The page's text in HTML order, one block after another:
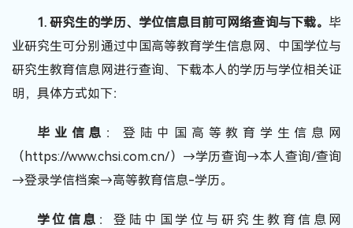
1.研究生的学历、学位信息目前可网络查询与下载。毕
业研究生可分别通过中国高等教育学生信息网、中国学位与
研究生教育信息网进行查询、下载本人的学历与学位相关证
明，具体方式如下：
毕业信息 ：登陆中国高等教育学生信息网
（ https://www.chsi.com.cn/） →学历查询→本人查询/查询
→登录学信档案→高等教育信息-学历。
学位信息 ：登陆中国学位与研究生教育信息网